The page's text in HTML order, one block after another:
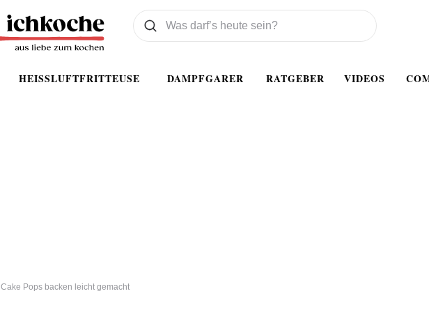
HEISSLUFTFRITTEUSE DAMPFGARER RATGEBER VIDEOS
Was wollen Sie suchen
Suchen
Cake Pops backen leicht gemacht